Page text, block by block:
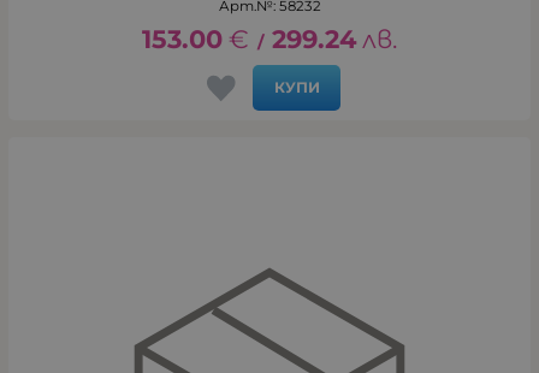
Арт.№: 58232
153.00 € / 299.24 лв.
КУПИ